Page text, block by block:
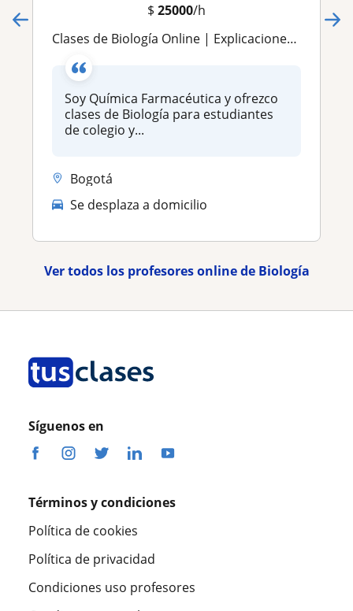
$ 25000/h
Clases de Biología Online | Explicaciones claras y personalizadas
Soy Química Farmacéutica y ofrezco
clases de Biología para estudiantes
de colegio y...
Bogotá
Se desplaza a domicilio
Ver todos los profesores online de Biología
Síguenos en
Términos y condiciones
Política de cookies
Política de privacidad
Condiciones uso profesores